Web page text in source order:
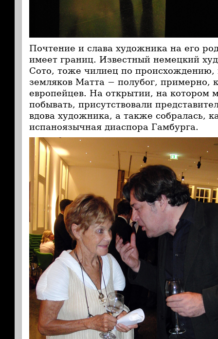
Почтение и слава художника на его
имеет границ. Известный немецкий
Сото, тоже чилиец по происхождению,
земляков Матта − полубог, примерно,
европейцев. На открытии, на котором
побывать, присутствовали
вдова художника, а также собралась,
испаноязычная диаспора Гамбурга.